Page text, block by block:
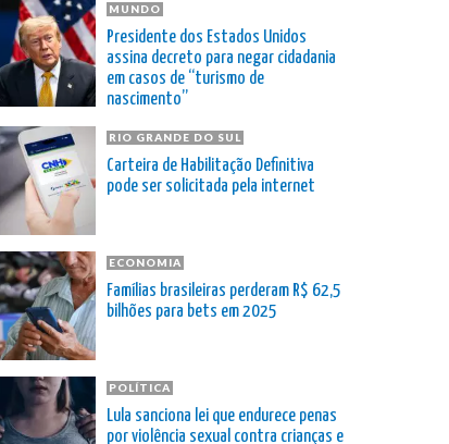
MUNDO
Presidente dos Estados Unidos
assina decreto para negar cidadania
em casos de “turismo de
nascimento”
RIO GRANDE DO SUL
Carteira de Habilitação Definitiva
pode ser solicitada pela internet
ECONOMIA
Famílias brasileiras perderam R$ 62,5
bilhões para bets em 2025
POLÍTICA
Lula sanciona lei que endurece penas
por violência sexual contra crianças e